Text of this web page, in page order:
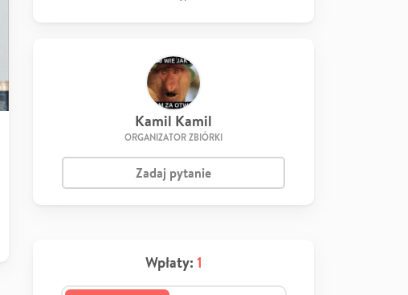
Kamil Kamil
ORGANIZATOR ZBIÓRKI
Zadaj pytanie
Wpłaty: 1